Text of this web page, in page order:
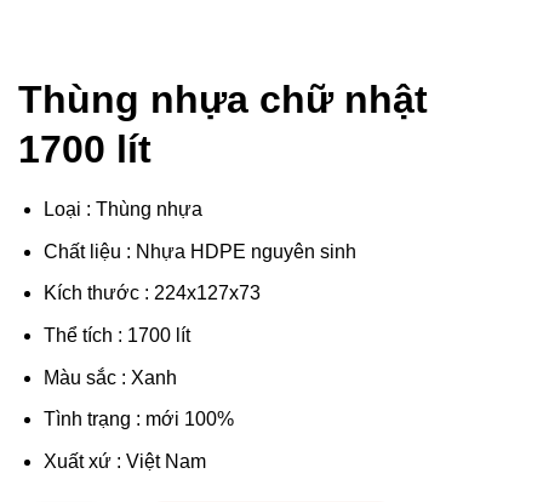
Thùng nhựa chữ nhật
1700 lít
Loại : Thùng nhựa
Chất liệu : Nhựa HDPE nguyên sinh
Kích thước : 224x127x73
Thể tích : 1700 lít
Màu sắc : Xanh
Tình trạng : mới 100%
Xuất xứ : Việt Nam